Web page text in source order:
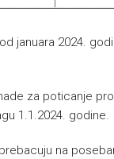
januara 2024.
za poticanje
1.1.2024. godine.
na